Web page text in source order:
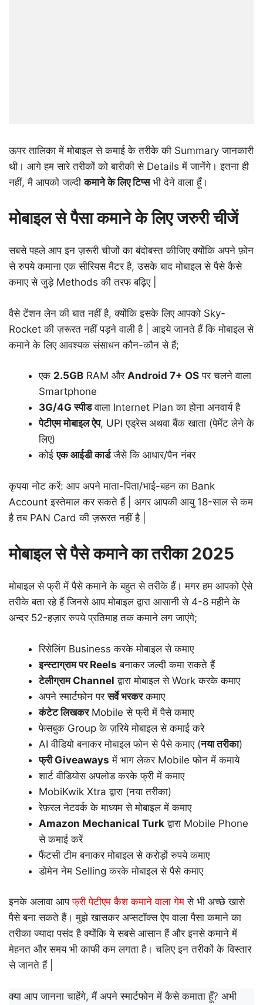
ऊपर तालिका में मोबाइल से कमाई के तरीके की Summary जानकारी
थी। आगे हम सारे तरीकों को बारीकी से Details में जानेंगे। इतना ही
नहीं, मै आपको जल्दीकमाने के लिए टिप्सभी देने वाला हूँ।
मोबाइल से पैसा कमाने के लिए जरुरी चीजें
सबसे पहले आप इन ज़रूरी चीजों का बंदोबस्त कीजिए क्योंकि अपने फ़ोन
से रुपये कमाना एक सीरियस मैटर है, उसके बाद मोबाइल से पैसे कैसे
कमाए से जुड़े Methods की तरफ बढ़िए |
वैसे टेंशन लेन की बात नहीं है, क्योंकि इसके लिए आपको Sky-
Rocket की ज़रूरत नहीं पड़ने वाली है | आइये जानते हैं कि मोबाइल से
कमाने के लिए आवश्यक संसाधन कौन-कौन से हैं;
एक 2.5GB RAM और Android 7+ OS पर चलने वाला
Smartphone
3G/4G स्पीडवाला Internet Plan का होना अनवार्य है
पेटीएम मोबाइल ऐप, UPI एड्रेस अथवा बैंक खाता (पेमेंट लेने के
लिए)
कोईएक आईडी कार्डजैसे कि आधार/पैन नंबर
कृपया नोट करें: आप अपने माता-पिता/भाई-बहन का Bank
Account इस्तेमाल कर सकते हैं | अगर आपकी आयु 18-साल से कम
है तब PAN Card की ज़रूरत नहीं है |
मोबाइल से पैसे कमाने का तरीका 2025
मोबाइल से फ्री में पैसे कमाने के बहुत से तरीके हैं। मगर हम आपको ऐसे
तरीके बता रहे हैं जिनसे आप मोबाइल द्वारा आसानी से 4-8 महीने के
अन्दर 52-हज़ार रुपये प्रतिमाह तक कमाने लग जाएंगे;
रिसेलिंग Business करके मोबाइल से कमाए
इन्स्टाग्राम पर Reels बनाकर जल्दी कमा सकते हैं
टेलीग्राम Channel द्वारा मोबाइल से Work करके कमाए
अपने स्मार्टफोन परसर्वे भरकरकमाए
कंटेट लिखकरMobile से फ्री में पैसे कमाए
फेसबुक Group के ज़रिये मोबाइल से कमाई करे
AI वीडियो बनाकर मोबाइल फोन से पैसे कमाए (नया तरीका)
फ्री Giveaways में भाग लेकर Mobile फोन में कमाये
शार्ट वीडियोस अपलोड करके फ्री में कमाए
MobiKwik Xtra द्वारा (नया तरीका)
रेफ़रल नेटवर्क के माध्यम से मोबाइल में कमाए
Amazon Mechanical Turk द्वारा Mobile Phone
से कमाई करें
फैंटसी टीम बनाकर मोबाइल से करोड़ों रुपये कमाए
डोमेन नेम Selling करके मोबाइल से पैसे कमाए
इनके अलावा आपफ्री पेटीएम कैश कमाने वाला गेम से भी अच्छे खासे
पैसे बना सकते हैं। मुझे खासकर अप्सटॉक्स ऐप वाला पैसा कमाने का
तरीका ज्यादा पसंद है क्योंकि ये सबसे आसान हैं और इनसे कमाने में
मेहनत और समय भी काफी कम लगता है। चलिए इन तरीकों के विस्तार
से जानते हैं |
क्या आप जानना चाहेंगे, मैं अपने स्मार्टफोन में कैसे कमाता हूँ? अभी